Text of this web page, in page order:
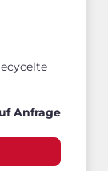
Anfrage